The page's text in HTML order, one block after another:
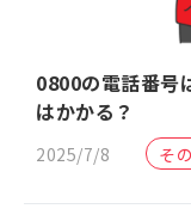
0800の電話番号
はかかる？
2025/7/8 そ